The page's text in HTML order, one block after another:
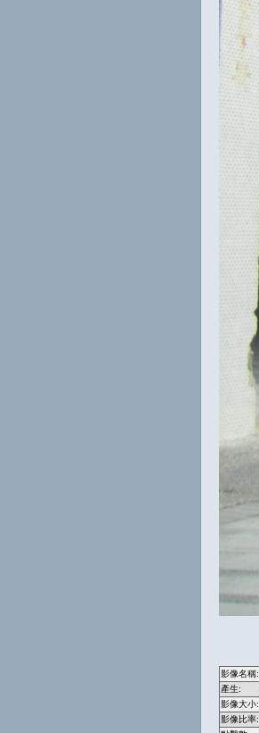
影像名稱:
產生:
影像大小:
影像比率: